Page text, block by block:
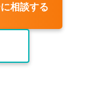
相談する